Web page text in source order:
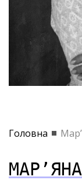
Головна